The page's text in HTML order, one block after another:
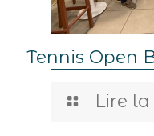
Tennis Open
Lire